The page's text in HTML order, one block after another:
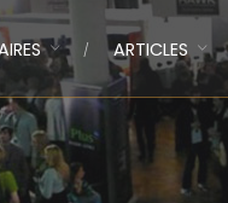
ARTICLES